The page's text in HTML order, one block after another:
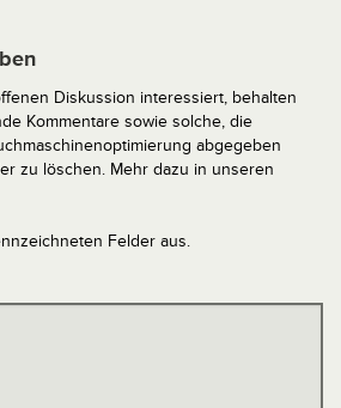
Diskussion interessiert, behalten
Kommentare sowie solche, die
abgegeben
zu löschen. Mehr dazu in unseren
Felder aus.